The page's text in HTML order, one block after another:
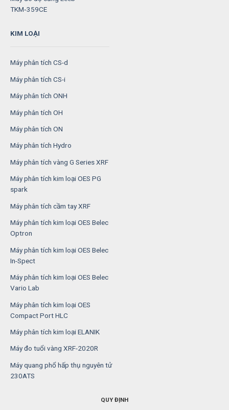
TKM‑359CE
KIM LOẠI
Máy phân tích CS-d
Máy phân tích CS-i
Máy phân tích ONH
Máy phân tích OH
Máy phân tích ON
Máy phân tích Hydro
Máy phân tích vàng G Series XRF
Máy phân tích kim loại OES PG
spark
Máy phân tích cầm tay XRF
Máy phân tích kim loại OES Belec
Optron
Máy phân tích kim loại OES Belec
In-Spect
Máy phân tích kim loại OES Belec
Vario Lab
Máy phân tích kim loại OES
Compact Port HLC
Máy phân tích kim loại ELANIK
Máy đo tuổi vàng XRF-2020R
Máy quang phổ hấp thụ nguyên tử
230ATS
QUY ĐỊNH